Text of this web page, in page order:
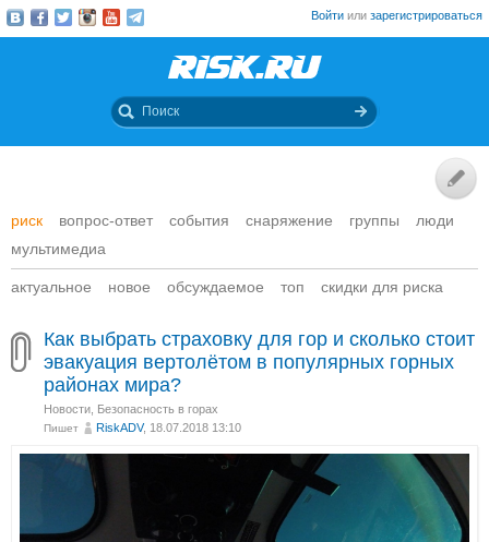
Войти или зарегистрироваться
риск вопрос-ответ события снаряжение группы
люди
мультимедиа
актуальное новое обсуждаемое топ скидки для риска
Как выбрать страховку для гор и сколько стоит
эвакуация вертолётом в популярных горных
районах мира?
Новости Безопасность в горах
Пишет RiskADV, 18.07.2018 13:10